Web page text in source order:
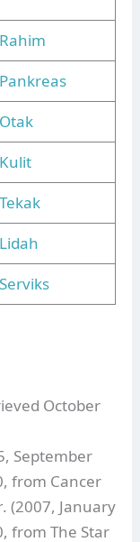
October
September
from Cancer
. (2007, January
from The Star